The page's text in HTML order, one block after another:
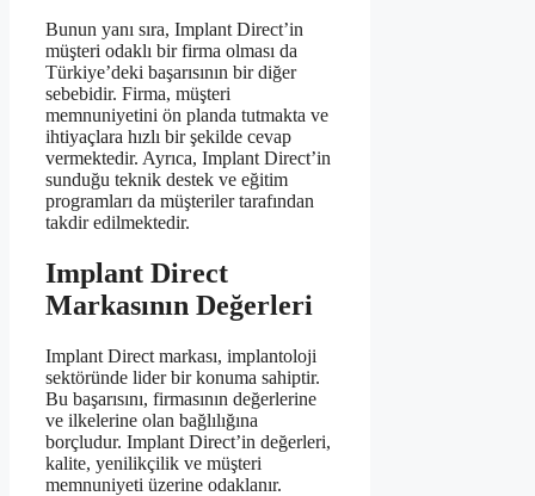
Bunun yanı sıra, Implant Direct’in
müşteri odaklı bir firma olması da
Türkiye’deki başarısının bir diğer
sebebidir. Firma, müşteri
memnuniyetini ön planda tutmakta ve
ihtiyaçlara hızlı bir şekilde cevap
vermektedir. Ayrıca, Implant Direct’in
sunduğu teknik destek ve eğitim
programları da müşteriler tarafından
takdir edilmektedir.
Implant Direct
Markasının Değerleri
Implant Direct markası, implantoloji
sektöründe lider bir konuma sahiptir.
Bu başarısını, firmasının değerlerine
ve ilkelerine olan bağlılığına
borçludur. Implant Direct’in değerleri,
kalite, yenilikçilik ve müşteri
memnuniyeti üzerine odaklanır.